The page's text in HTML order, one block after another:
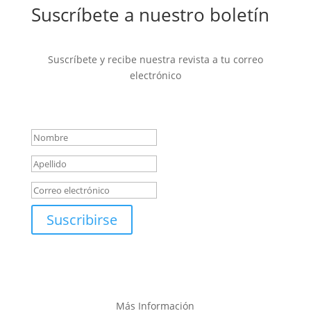
Suscríbete a nuestro boletín
Suscríbete y recibe nuestra revista a tu correo
electrónico
Suscribirse
Más Información